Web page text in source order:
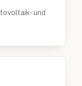
und